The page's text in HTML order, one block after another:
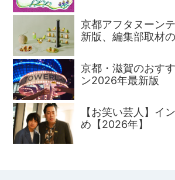
京都アフタヌーン
新版、編集部取材
京都・滋賀のおす
ン2026年最新版
【お笑い芸人】イ
め【2026年】